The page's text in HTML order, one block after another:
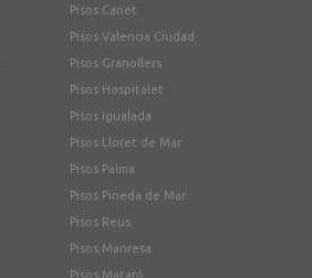
Pisos Canet
Pisos Valencia Ciudad
Pisos Granollers
Pisos Hospitalet
Pisos Igualada
Pisos Lloret de Mar
Pisos Palma
Pisos Pineda de Mar
Pisos Reus
Pisos Manresa
Pisos Mataró